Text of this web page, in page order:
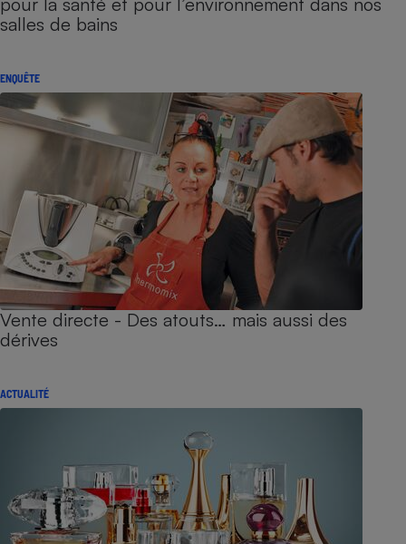
salles de bains
ENQUÊTE
Vente directe - Des atouts… mais aussi des
dérives
ACTUALITÉ